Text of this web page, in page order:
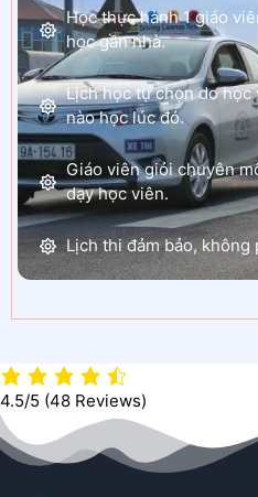
Học thực hành 1 giáo
học gần nhà.
Lịch học tự chọn do
nào học lúc đó.
Giáo viên giỏi chuyên
dạy học viên.
Lịch thi đảm bảo, không
4.5/5 (48 Reviews)